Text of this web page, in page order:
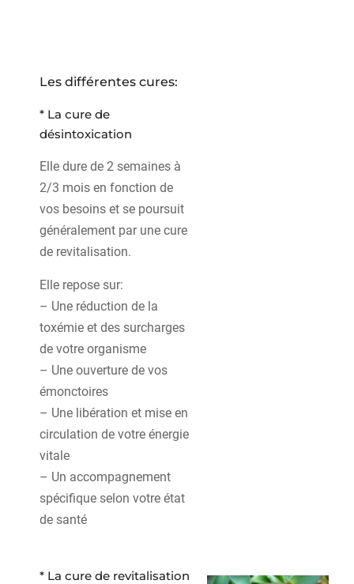
Les différentes cures:
* La cure de
désintoxication
Elle dure de 2 semaines à
2/3 mois en fonction de
vos besoins et se poursuit
généralement par une cure
de revitalisation.
Elle repose sur:
– Une réduction de la
toxémie et des surcharges
de votre organisme
– Une ouverture de vos
émonctoires
– Une libération et mise en
circulation de votre énergie
vitale
– Un accompagnement
spécifique selon votre état
de santé
* La cure de revitalisation